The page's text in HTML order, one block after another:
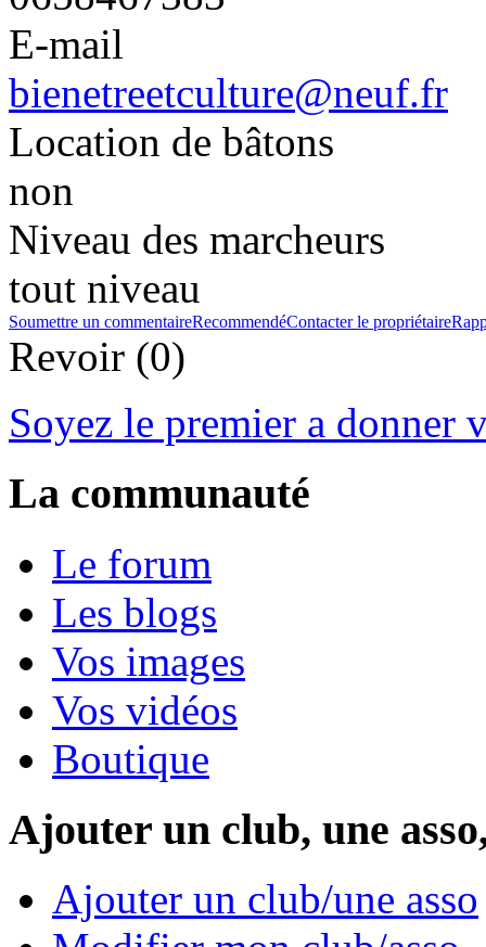
E-mail
bienetreetculture@neuf.fr
Location de bâtons
non
Niveau des marcheurs
tout niveau
Soumettre un commentaireRecommendéContacter le propriétaire
Revoir (0)
Soyez le premier a donner
La communauté
Le forum
Les blogs
Vos images
Vos vidéos
Boutique
Ajouter un club, une
Ajouter un club/une asso